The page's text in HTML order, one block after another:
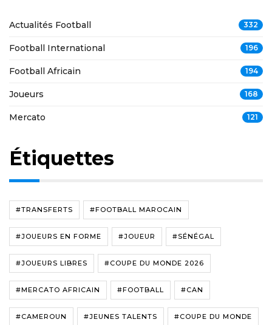
Actualités Football 332
Football International 196
Football Africain 194
Joueurs 168
Mercato 121
Étiquettes
#TRANSFERTS #FOOTBALL MAROCAIN
#JOUEURS EN FORME #JOUEUR #SÉNÉGAL
#JOUEURS LIBRES #COUPE DU MONDE 2026
#MERCATO AFRICAIN #FOOTBALL #CAN
#CAMEROUN #JEUNES TALENTS #COUPE DU MONDE